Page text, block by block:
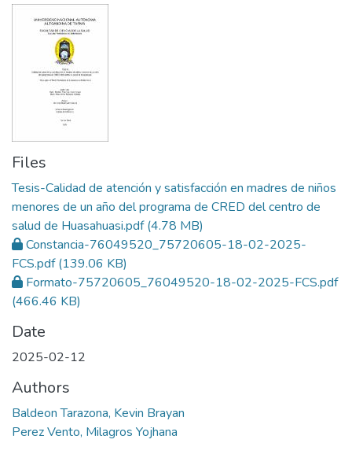
Files
Tesis-Calidad de atención y satisfacción en madres de niños
menores de un año del programa de CRED del centro de
salud de Huasahuasi.pdf(4.78 MB)
Constancia-76049520_75720605-18-02-2025-
FCS.pdf(139.06 KB)
Formato-75720605_76049520-18-02-2025-FCS.pdf
(466.46 KB)
Date
2025-02-12
Authors
Baldeon Tarazona, Kevin Brayan
Perez Vento, Milagros Yojhana